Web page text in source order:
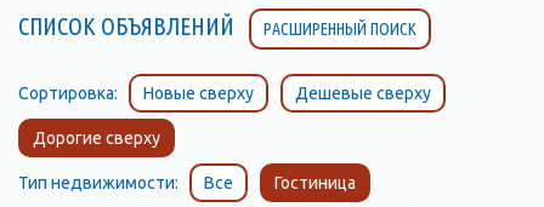
содержит ионы магния и слегка горчит. Но настоящим
богатством Канакской балки является реликтовая роща
растения пережили ледниковый период и сохранились
только кое-где на Южном берегу на Форосе, у Никитского
ботанического сада на мысе Мартьян, в Канаке и Новом Свете.
В Канаке ( Канакская балка) растут очень старые деревья - 400-
СПИСОК ОБЪЯВЛЕНИЙ РАСШИРЕННЫЙ ПОИСК
Сортировка: Новые сверху Дешевые сверху
Дорогие сверху
Тип недвижимости: Все Гостиница